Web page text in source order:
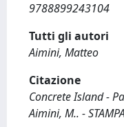
9788899243104
Tutti gli autori
Aimini, Matteo
Citazione
Concrete Island -
Aimini, M.. -